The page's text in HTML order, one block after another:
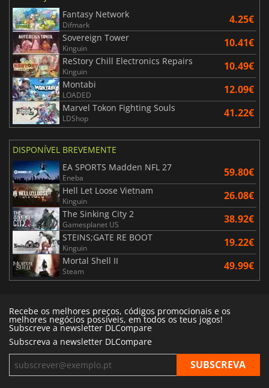
Fantasy Network
Difmark 4.25€
Sovereign Tower
Kinguin 10.41€
ReStory Chill Electronics Repairs
Kinguin 10.49€
Montabi
LOADED 12.09€
Marvel Tokon Fighting Souls
LDShop 41.22€
DISPONÍVEL BREVEMENTE
EA SPORTS Madden NFL 27
Eneba 59.80€
Hell Let Loose Vietnam
Kinguin 26.08€
The Sinking City 2
Gamesplanet US 38.92€
STEINS;GATE RE BOOT
Kinguin 19.22€
Mortal Shell II
Steam 49.99€
Recebe os melhores preços, códigos promocionais e os
melhores negócios possíveis, em todos os teus jogos!
Subscreve a newsletter DLCompare
Subscreva a newsletter DLCompare